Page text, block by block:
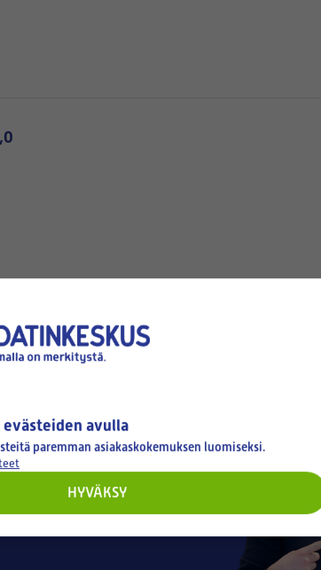
evästeiden avulla
paremman asiakaskokemuksen luomiseksi.
HYVÄKSY